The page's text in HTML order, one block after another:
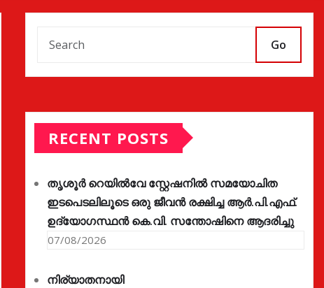
Go
RECENT POSTS
തൃശൂർ റെയിൽവേ സ്റ്റേഷനിൽ സമയോചിത
ഇടപെടലിലൂടെ ഒരു ജീവൻ രക്ഷിച്ച ആർ.പി.എഫ്.
ഉദ്യോഗസ്ഥൻ കെ.വി. സന്തോഷിനെ ആദരിച്ചു
07/08/2026
നിര്യാതനായി